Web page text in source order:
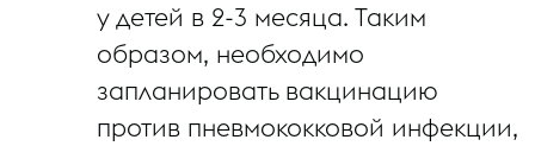
у детей в 2-3 месяца. Таким
образом, необходимо
запланировать вакцинацию
против пневмококковой инфекции,